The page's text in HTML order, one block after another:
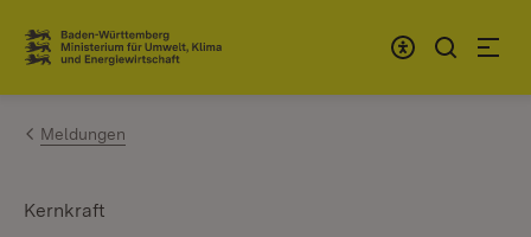
Zum Inhalt springen
Link zur Startseite
Meldungen
Kernkraft